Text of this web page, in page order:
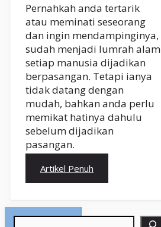
Pernahkah anda tertarik
atau meminati seseorang
dan ingin mendampinginya,
sudah menjadi lumrah alam
setiap manusia dijadikan
berpasangan. Tetapi ianya
tidak datang dengan
mudah, bahkan anda perlu
memikat hatinya dahulu
sebelum dijadikan
pasangan.
Artikel Penuh